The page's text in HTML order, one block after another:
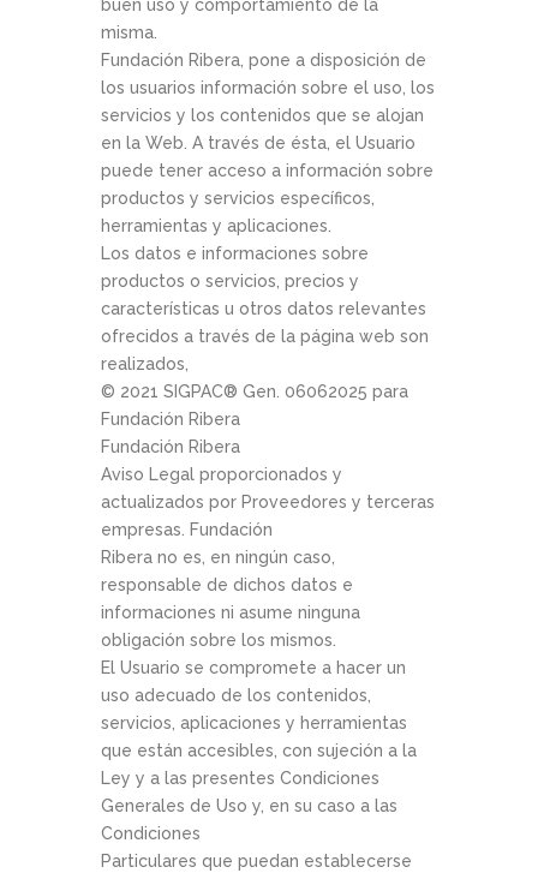
buen uso y comportamiento de la
misma.
Fundación Ribera, pone a disposición de
los usuarios información sobre el uso, los
servicios y los contenidos que se alojan
en la Web. A través de ésta, el Usuario
puede tener acceso a información sobre
productos y servicios específicos,
herramientas y aplicaciones.
Los datos e informaciones sobre
productos o servicios, precios y
características u otros datos relevantes
ofrecidos a través de la página web son
realizados,
© 2021 SIGPAC®­ Gen. 06­06­2025 para
Fundación Ribera
Fundación Ribera
Aviso Legal proporcionados y
actualizados por Proveedores y terceras
empresas. Fundación
Ribera no es, en ningún caso,
responsable de dichos datos e
informaciones ni asume ninguna
obligación sobre los mismos.
El Usuario se compromete a hacer un
uso adecuado de los contenidos,
servicios, aplicaciones y herramientas
que están accesibles, con sujeción a la
Ley y a las presentes Condiciones
Generales de Uso y, en su caso a las
Condiciones
Particulares que puedan establecerse